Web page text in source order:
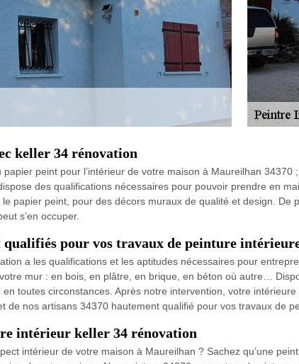
keller 34 rénovation
peint pour l’intérieur de votre maison à Maureilhan
des qualifications nécessaires pour pouvoir prendre en
le papier peint, pour des décors muraux de qualité et design.
s’en occuper.
qualifiés pour vos travaux de peinture
a les qualifications et les aptitudes nécessaires pour
mur : en bois, en plâtre, en brique, en béton où autre…
toutes circonstances. Après notre intervention, votre
de nos artisans 34370 hautement qualifié pour vos travaux de
intérieur keller 34 rénovation
intérieur de votre maison à Maureilhan ? Sachez qu’une